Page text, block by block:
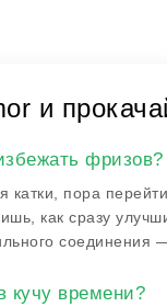
и
фризов?
катки, пора
как сразу
соединения
кучу времени?